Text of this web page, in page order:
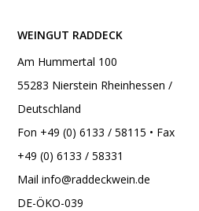
WEINGUT RADDECK
Am Hummertal 100
55283 Nierstein Rheinhessen /
Deutschland
Fon +49 (0) 6133 / 58115 • Fax
+49 (0) 6133 / 58331
Mailinfo@raddeckwein.de
DE-ÖKO-039